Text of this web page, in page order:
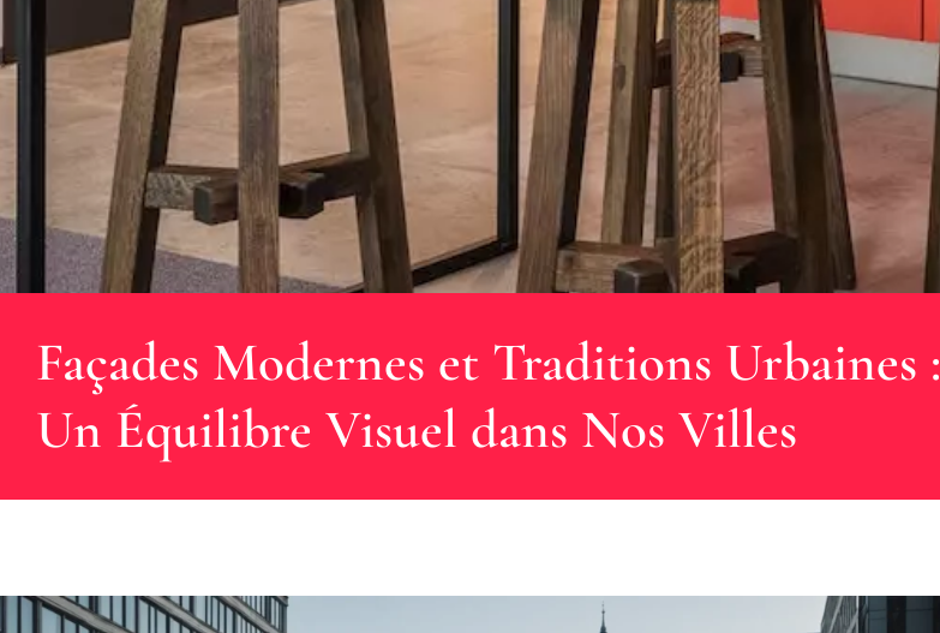
Façades Modernes et Traditions Urbaines :
Un Équilibre Visuel dans Nos Villes